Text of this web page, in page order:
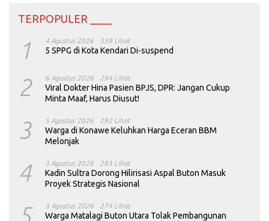
TERPOPULER ____
1 4 Agustus 2026 339 Lihat
5 SPPG di Kota Kendari Di-suspend
2 6 Agustus 2026 294 Lihat
Viral Dokter Hina Pasien BPJS, DPR: Jangan Cukup
Minta Maaf, Harus Diusut!
3 5 Agustus 2026 292 Lihat
Warga di Konawe Keluhkan Harga Eceran BBM
Melonjak
4 3 Agustus 2026 283 Lihat
Kadin Sultra Dorong Hilirisasi Aspal Buton Masuk
Proyek Strategis Nasional
5 3 Agustus 2026 274 Lihat
Warga Matalagi Buton Utara Tolak Pembangunan